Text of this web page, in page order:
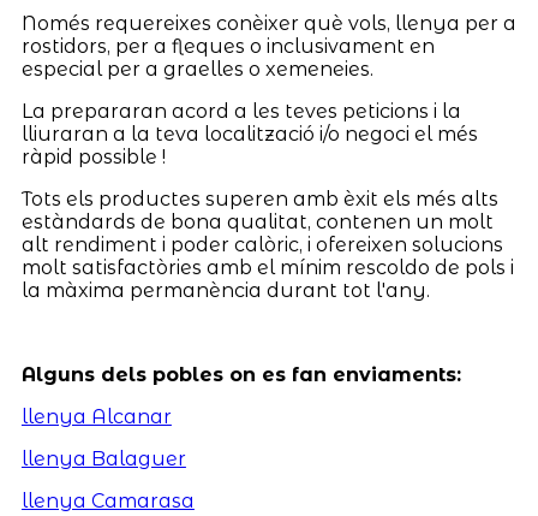
Només requereixes conèixer què vols, llenya per a
rostidors, per a fleques o inclusivament en
especial per a graelles o xemeneies.
La prepararan acord a les teves peticions i la
lliuraran a la teva localització i/o negoci el més
ràpid possible !
Tots els productes superen amb èxit els més alts
estàndards de bona qualitat, contenen un molt
alt rendiment i poder calòric, i ofereixen solucions
molt satisfactòries amb el mínim rescoldo de pols i
la màxima permanència durant tot l'any.
Alguns dels pobles on es fan enviaments:
llenya Alcanar
llenya Balaguer
llenya Camarasa